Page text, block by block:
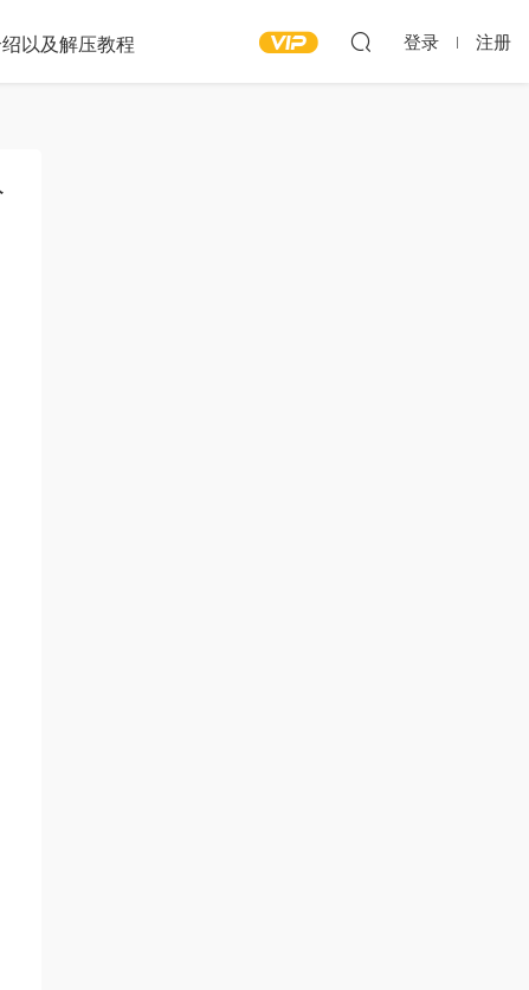
以及解压教程 登录 注册